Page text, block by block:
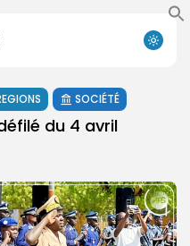
SOCIÉTÉ
du 4 avril